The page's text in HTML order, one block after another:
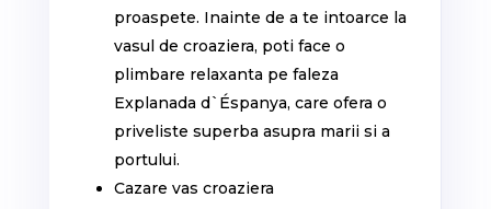
proaspete. Inainte de a te intoarce la
vasul de croaziera, poti face o
plimbare relaxanta pe faleza
Explanada d`Éspanya, care ofera o
priveliste superba asupra marii si a
portului.
Cazare vas croaziera